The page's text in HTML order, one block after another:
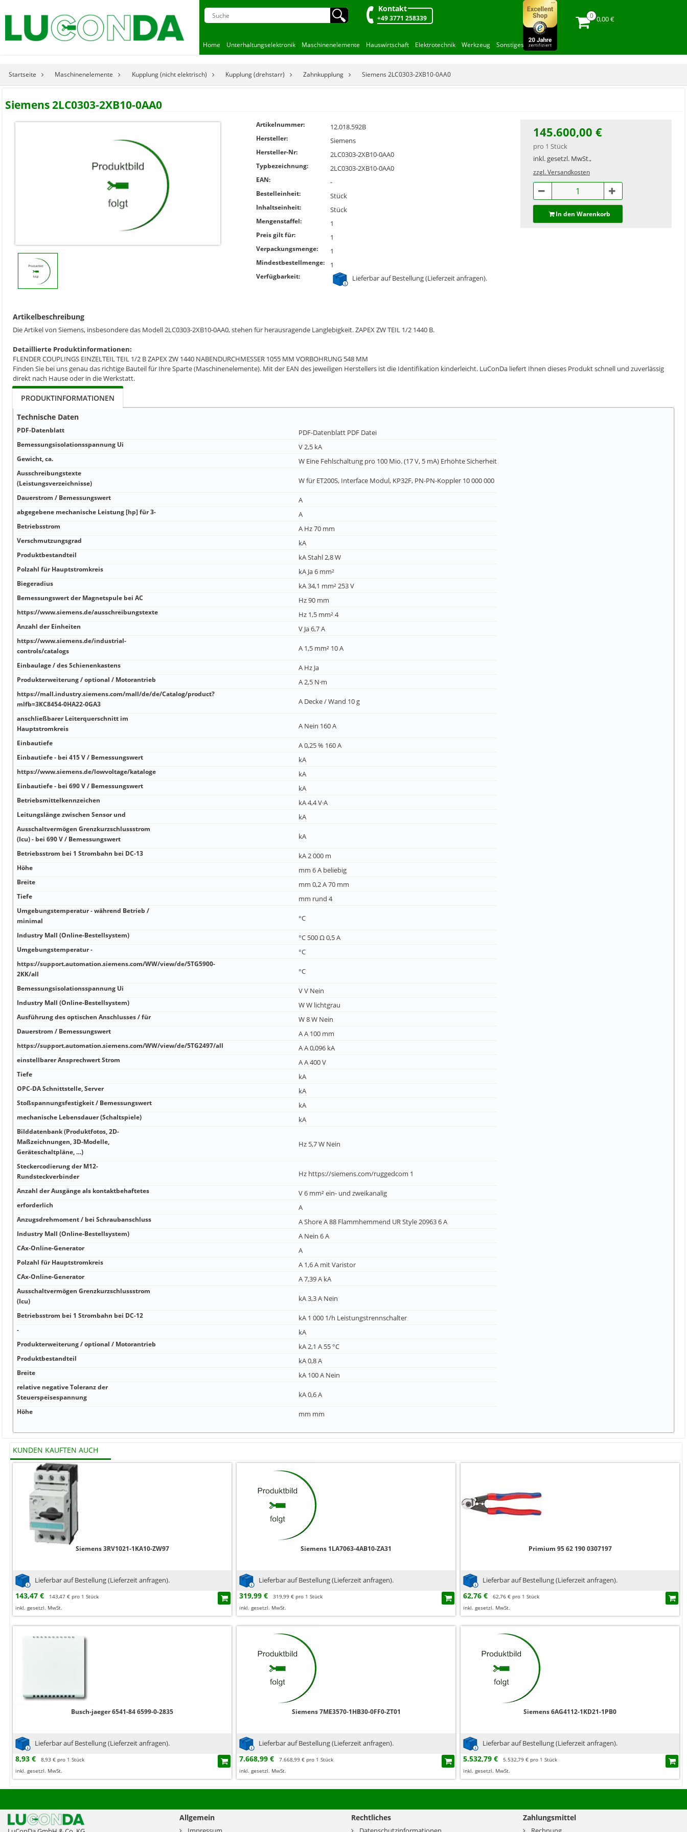
🔍︎ Kontakt
+49 3771 258339 0,00 €
Home Unterhaltungselektronik Maschinenelemente Hauswirtschaft Elektrotechnik Werkzeug Sonstiges
Startseite Maschinenelemente Kupplung (nicht elektrisch) Kupplung (drehstarr) Zahnkupplung Siemens 2LC0303-2XB10-0AA0
Siemens 2LC0303-2XB10-0AA0
Artikelnummer: 12.018.592B
Hersteller: Siemens
Hersteller-Nr: 2LC0303-2XB10-0AA0
Typbezeichnung: 2LC0303-2XB10-0AA0
EAN: -
Bestelleinheit: Stück
Inhaltseinheit: Stück
Mengenstaffel: 1
Preis gilt für: 1
Verpackungsmenge: 1
Mindestbestellmenge: 1
Verfügbarkeit: Lieferbar auf Bestellung (Lieferzeit anfragen).
145.600,00 €
pro 1 Stück
inkl. gesetzl. MwSt.,
zzgl. Versandkosten
In den Warenkorb
Artikelbeschreibung
Die Artikel von Siemens, insbesondere das Modell 2LC0303-2XB10-0AA0, stehen für herausragende Langlebigkeit. ZAPEX ZW TEIL 1/2 1440 B.
Detaillierte Produktinformationen:
FLENDER COUPLINGS EINZELTEIL TEIL 1/2 B ZAPEX ZW 1440 NABENDURCHMESSER 1055 MM VORBOHRUNG 548 MM
Finden Sie bei uns genau das richtige Bauteil für Ihre Sparte (Maschinenelemente). Mit der EAN des jeweiligen Herstellers ist die Identifikation kinderleicht. LuConDa liefert Ihnen dieses Produkt schnell und zuverlässig
direkt nach Hause oder in die Werkstatt.
PRODUKTINFORMATIONEN
Technische Daten
PDF-Datenblatt PDF-Datenblatt PDF Datei
Bemessungsisolationsspannung Ui V 2,5 kA
Gewicht, ca. W Eine Fehlschaltung pro 100 Mio. (17 V, 5 mA) Erhöhte Sicherheit
Ausschreibungstexte
(Leistungsverzeichnisse)
W für ET200S, Interface Modul, KP32F, PN-PN-Koppler 10 000 000
Dauerstrom / Bemessungswert A
abgegebene mechanische Leistung [hp] für 3- A
Betriebsstrom A Hz 70 mm
Verschmutzungsgrad kA
Produktbestandteil kA Stahl 2,8 W
Polzahl für Hauptstromkreis kA Ja 6 mm²
Biegeradius kA 34,1 mm² 253 V
Bemessungswert der Magnetspule bei AC Hz 90 mm
https://www.siemens.de/ausschreibungstexte Hz 1,5 mm² 4
Anzahl der Einheiten V Ja 6,7 A
https://www.siemens.de/industrial-
controls/catalogs
A 1,5 mm² 10 A
Einbaulage / des Schienenkastens A Hz Ja
Produkterweiterung / optional / Motorantrieb A 2,5 N·m
https://mall.industry.siemens.com/mall/de/de/Catalog/product?
mlfb=3KC8454-0HA22-0GA3
A Decke / Wand 10 g
anschließbarer Leiterquerschnitt im
Hauptstromkreis
A Nein 160 A
Einbautiefe A 0,25 % 160 A
Einbautiefe - bei 415 V / Bemessungswert kA
https://www.siemens.de/lowvoltage/kataloge kA
Einbautiefe - bei 690 V / Bemessungswert kA
Betriebsmittelkennzeichen kA 4,4 V·A
Leitungslänge zwischen Sensor und kA
Ausschaltvermögen Grenzkurzschlussstrom
(Icu) - bei 690 V / Bemessungswert
kA
Betriebsstrom bei 1 Strombahn bei DC-13 kA 2 000 m
Höhe mm 6 A beliebig
Breite mm 0,2 A 70 mm
Tiefe mm rund 4
Umgebungstemperatur - während Betrieb /
minimal
°C
Industry Mall (Online-Bestellsystem) °C 500 Ω 0,5 A
Umgebungstemperatur - °C
https://support.automation.siemens.com/WW/view/de/5TG5900-
2KK/all
°C
Bemessungsisolationsspannung Ui V V Nein
Industry Mall (Online-Bestellsystem) W W lichtgrau
Ausführung des optischen Anschlusses / für W 8 W Nein
Dauerstrom / Bemessungswert A A 100 mm
https://support.automation.siemens.com/WW/view/de/5TG2497/all A A 0,096 kA
einstellbarer Ansprechwert Strom A A 400 V
Tiefe kA
OPC-DA Schnittstelle, Server kA
Stoßspannungsfestigkeit / Bemessungswert kA
mechanische Lebensdauer (Schaltspiele) kA
Bilddatenbank (Produktfotos, 2D-
Maßzeichnungen, 3D-Modelle,
Geräteschaltpläne, …)
Hz 5,7 W Nein
Steckercodierung der M12-
Rundsteckverbinder
Hz https://siemens.com/ruggedcom 1
Anzahl der Ausgänge als kontaktbehaftetes V 6 mm² ein- und zweikanalig
erforderlich A
Anzugsdrehmoment / bei Schraubanschluss A Shore A 88 Flammhemmend UR Style 20963 6 A
Industry Mall (Online-Bestellsystem) A Nein 6 A
CAx-Online-Generator A
Polzahl für Hauptstromkreis A 1,6 A mit Varistor
CAx-Online-Generator A 7,39 A kA
Ausschaltvermögen Grenzkurzschlussstrom
(Icu)
kA 3,3 A Nein
Betriebsstrom bei 1 Strombahn bei DC-12 kA 1 000 1/h Leistungstrennschalter
- kA
Produkterweiterung / optional / Motorantrieb kA 2,1 A 55 °C
Produktbestandteil kA 0,8 A
Breite kA 100 A Nein
relative negative Toleranz der
Steuerspeisespannung
kA 0,6 A
Höhe mm mm
KUNDEN KAUFTEN AUCH
Siemens 3RV1021-1KA10-ZW97
Lieferbar auf Bestellung (Lieferzeit anfragen).
143,47 €
143,47 € pro 1 Stück
inkl. gesetzl. MwSt.
Siemens 1LA7063-4AB10-ZA31
Lieferbar auf Bestellung (Lieferzeit anfragen).
319,99 €
319,99 € pro 1 Stück
inkl. gesetzl. MwSt.
Primium 95 62 190 0307197
Lieferbar auf Bestellung (Lieferzeit anfragen).
62,76 €
62,76 € pro 1 Stück
inkl. gesetzl. MwSt.
Busch-jaeger 6541-84 6599-0-2835
Lieferbar auf Bestellung (Lieferzeit anfragen).
8,93 €
8,93 € pro 1 Stück
inkl. gesetzl. MwSt.
Siemens 7ME3570-1HB30-0FF0-ZT01
Lieferbar auf Bestellung (Lieferzeit anfragen).
7.668,99 €
7.668,99 € pro 1 Stück
inkl. gesetzl. MwSt.
Siemens 6AG4112-1KD21-1PB0
Lieferbar auf Bestellung (Lieferzeit anfragen).
5.532,79 €
5.532,79 € pro 1 Stück
inkl. gesetzl. MwSt.
Allgemein Rechtliches Zahlungsmittel